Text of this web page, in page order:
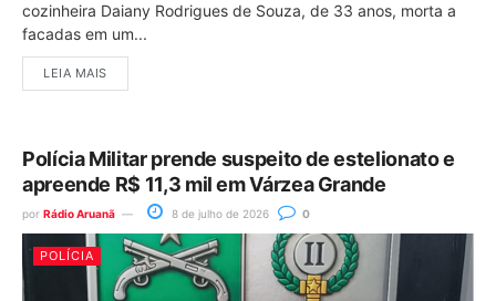
cozinheira Daiany Rodrigues de Souza, de 33 anos, morta a
facadas em um...
LEIA MAIS
Polícia Militar prende suspeito de estelionato e
apreende R$ 11,3 mil em Várzea Grande
por Rádio Aruanã 8 de julho de 2026 0
POLÍCIA